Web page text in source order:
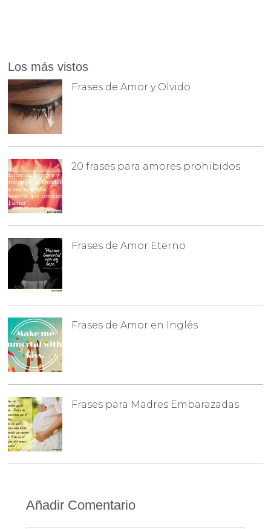
Los más vistos
Frases de Amor y Olvido
20 frases para amores prohibidos
Frases de Amor Eterno
Frases de Amor en Inglés
Frases para Madres Embarazadas
Añadir Comentario